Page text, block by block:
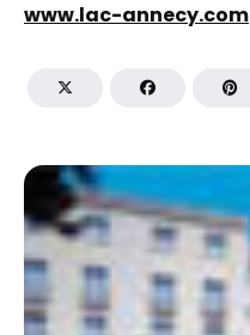
www.lac-annecy.com